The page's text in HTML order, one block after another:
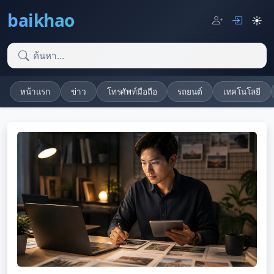
baikhao ☀️
หน้าแรก ข่าว โทรศัพท์มือถือ รถยนต์ เทคโนโลยี